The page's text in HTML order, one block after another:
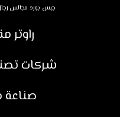
جبس بورد مجالس
راوتر
شركات